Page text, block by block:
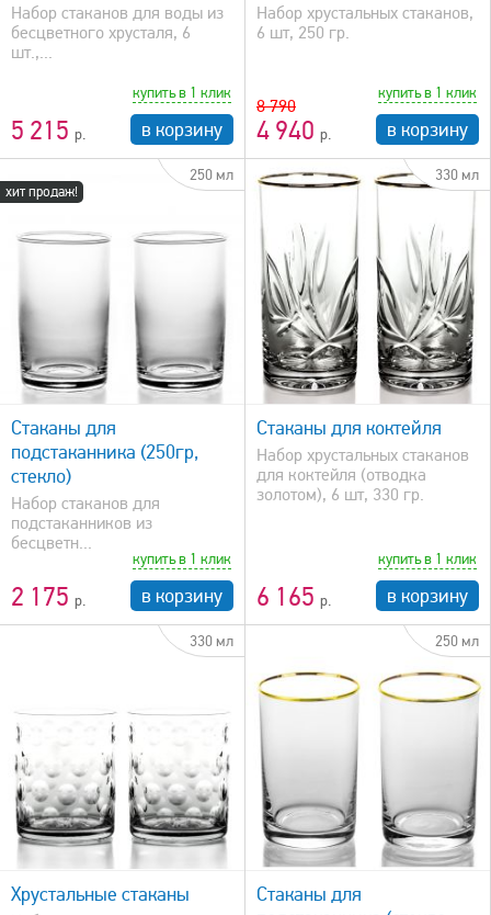
Набор стаканов для воды из
бесцветного хрусталя, 6
шт.,...
5 215
купить в 1 клик
в корзину
Набор хрустальных стаканов,
6 шт, 250 гр.
8 790
4 940
купить в 1 клик
в корзину
хит продаж!
250 мл
Стаканы для
подстаканника (250гр,
стекло)
Набор стаканов для
подстаканников из
бесцветн...
2 175
купить в 1 клик
в корзину
330 мл
быстрый просмотр
Стаканы для коктейля
Набор хрустальных стаканов
для коктейля (отводка
золотом), 6 шт, 330 гр.
6 165
купить в 1 клик
в корзину
330 мл
Хрустальные стаканы
250 мл
быстрый просмотр
Стаканы для